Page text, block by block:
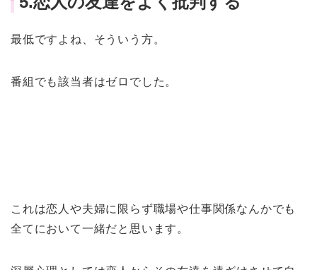
最低ですよね、そういう方。
番組でも該当者はゼロ でした。
これは恋人や夫婦に限らず職場や仕事関係なんかでも
全てにおいて一緒だと思います。